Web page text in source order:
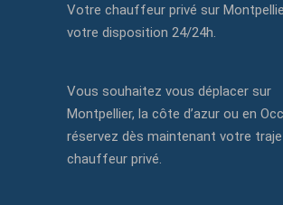
Votre chauffeur privé sur
votre disposition 24/24h.
Vous souhaitez vous déplacer sur
Montpellier, la côte d’azur ou en
réservez dès maintenant votre
chauffeur privé.